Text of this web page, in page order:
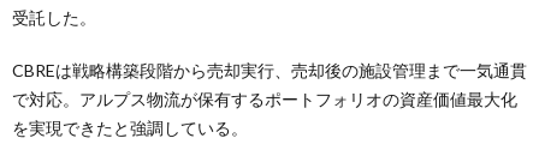
受託した。
CBREは戦略構築段階から売却実行、売却後の施設管理まで一気通貫
で対応。アルプス物流が保有するポートフォリオの資産価値最大化
を実現できたと強調している。